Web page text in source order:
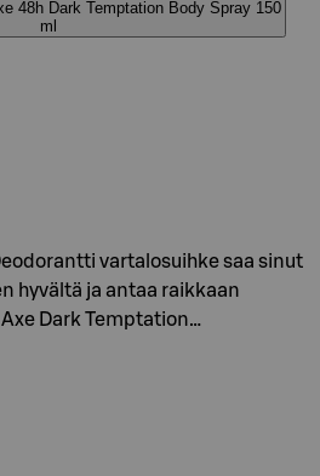
48h Dark Temptation Body Spray 150
ml
vartalosuihke saa sinut
hyvältä ja antaa raikkaan
Dark Temptation…